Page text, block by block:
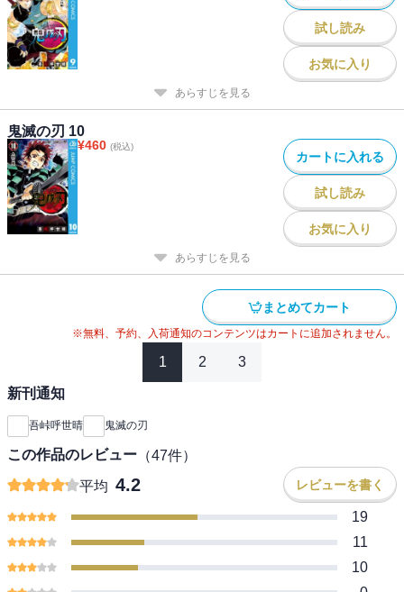
試し読み
お気に入り
あらすじを見る
鬼滅の刃 10
¥460 (税込)
カートに入れる
試し読み
お気に入り
あらすじを見る
まとめてカート
※無料、予約、入荷通知のコンテンツはカートに追加されません。
1 2 3
新刊通知
吾峠呼世晴 鬼滅の刃
この作品のレビュー （47件）
平均 4.2 レビューを書く
19
11
10